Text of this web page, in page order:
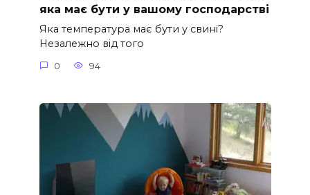
яка має бути у вашому господарстві
Яка температура має бути у свині?
Незалежно від того
0 94